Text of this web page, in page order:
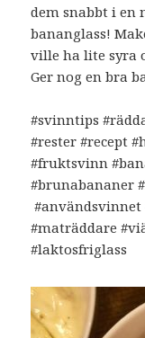
dem snabbt i en
bananglass!
ville ha lite syra
Ger nog en bra
#svinntips
#rester #recept
#fruktsvinn
#brunabananer
#maträddare
#laktosfriglass